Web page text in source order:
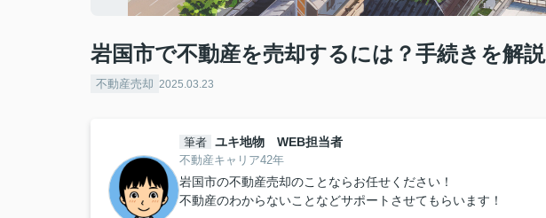
岩国市で不動産を売却するには？手続きを解説
不動産売却 2025.03.23
筆者 ユキ地物 WEB担当者
不動産キャリア42年
岩国市の不動産売却のことならお任せください！
不動産のわからないことなどサポートさせてもらいます！